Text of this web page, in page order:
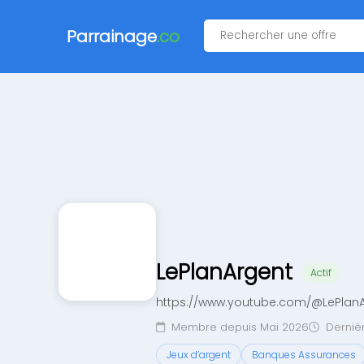
Parrainage.co
LePlanArgent Actif
https://www.youtube.com/
Membre depuis Mai 2026
Jeux d’argent Banques Assurances